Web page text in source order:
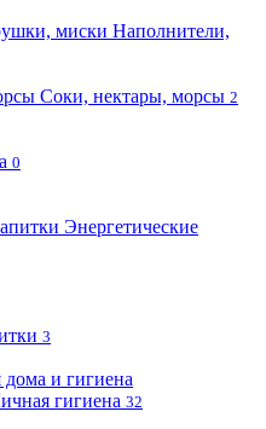
Наполнители,
Соки, нектары, морсы 2
0
Энергетические
3
дома и гигиена
гигиена 32